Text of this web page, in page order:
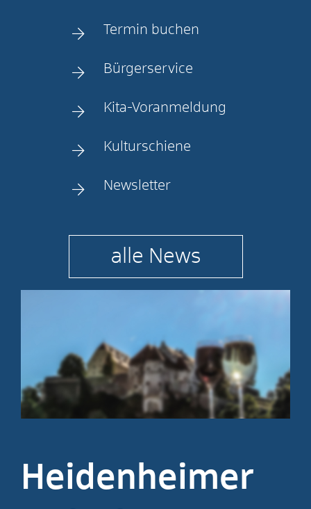
Termin buchen
Bürgerservice
Kita-Voranmeldung
Kulturschiene
Newsletter
alle News
Heidenheimer